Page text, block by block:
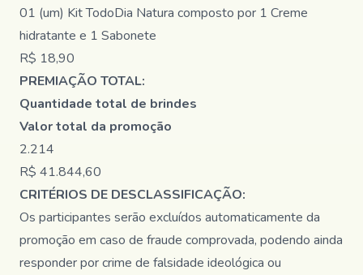
01 (um) Kit TodoDia Natura composto por 1 Creme
hidratante e 1 Sabonete
R$ 18,90
PREMIAÇÃO TOTAL:
Quantidade total de brindes
Valor total da promoção
2.214
R$ 41.844,60
CRITÉRIOS DE DESCLASSIFICAÇÃO:
Os participantes serão excluídos automaticamente da
promoção em caso de fraude comprovada, podendo ainda
responder por crime de falsidade ideológica ou